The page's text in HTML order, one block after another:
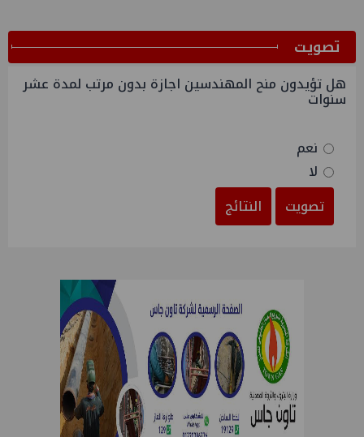
ﺗﺼﻮﻳﺖ
هل تؤيدون منح المهندسين اجازة بدون مرتب لمدة عشر
سنوات
نعم
لا
تصويت
النتائج